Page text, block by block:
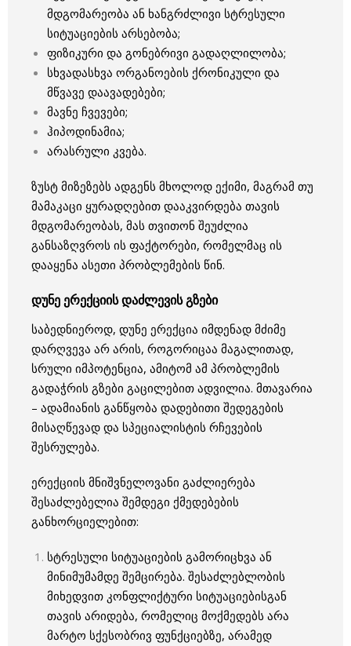
მდგომარეობა ან ხანგრძლივი სტრესული
სიტუაციების არსებობა;
ფიზიკური და გონებრივი გადაღლილობა;
სხვადასხვა ორგანოების ქრონიკული და
მწვავე დაავადებები;
მავნე ჩვევები;
ჰიპოდინამია;
არასრული კვება.
ზუსტ მიზეზებს ადგენს მხოლოდ ექიმი, მაგრამ თუ
მამაკაცი ყურადღებით დააკვირდება თავის
მდგომარეობას, მას თვითონ შეუძლია
განსაზღვროს ის ფაქტორები, რომელმაც ის
დააყენა ასეთი პრობლემების წინ.
დუნე ერექციის დაძლევის გზები
საბედნიეროდ, დუნე ერექცია იმდენად მძიმე
დარღვევა არ არის, როგორიცაა მაგალითად,
სრული იმპოტენცია, ამიტომ ამ პრობლემის
გადაჭრის გზები გაცილებით ადვილია. მთავარია
– ადამიანის განწყობა დადებითი შედეგების
მისაღწევად და სპეციალისტის რჩევების
შესრულება.
ერექციის მნიშვნელოვანი გაძლიერება
შესაძლებელია შემდეგი ქმედებების
განხორციელებით:
სტრესული სიტუაციების გამორიცხვა ან
მინიმუმამდე შემცირება. შესაძლებლობის
მიხედვით კონფლიქტური სიტუაციებისგან
თავის არიდება, რომელიც მოქმედებს არა
მარტო სქესობრივ ფუნქციებზე, არამედ